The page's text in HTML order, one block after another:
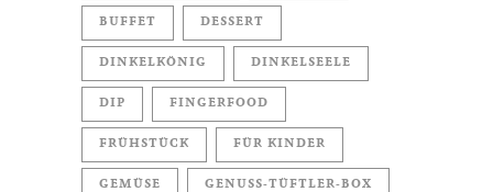
BUFFET DESSERT
DINKELKÖNIG DINKELSEELE
DIP FINGERFOOD
FRÜHSTÜCK FÜR KINDER
GEMÜSE GENUSS-TÜFTLER-BOX